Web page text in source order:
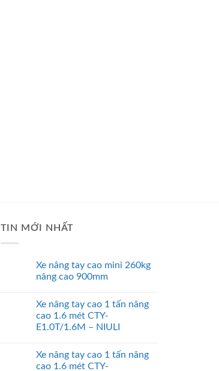
TIN MỚI NHẤT
Xe nâng tay cao mini 260kg
nâng cao 900mm
Xe nâng tay cao 1 tấn nâng
cao 1.6 mét CTY-
E1.0T/1.6M – NIULI
Xe nâng tay cao 1 tấn nâng
cao 1.6 mét CTY-